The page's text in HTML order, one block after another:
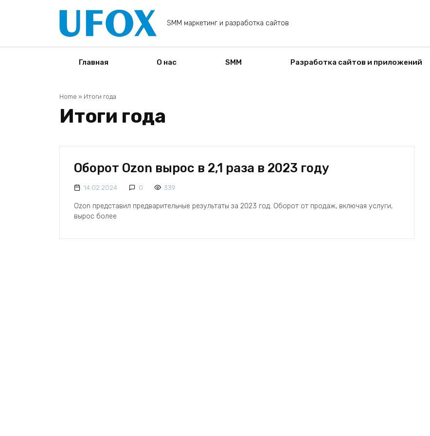
SMM маркетинг и разработка сайтов
Главная О нас SMM Разработка сайтов и приложений
Home » Итоги года
Итоги года
Оборот Ozon вырос в 2,1 раза в 2023 году
14.02.2024 0 339
Ozon представил предварительные результаты за 2023 год. Оборот от продаж, включая услуги,
вырос более